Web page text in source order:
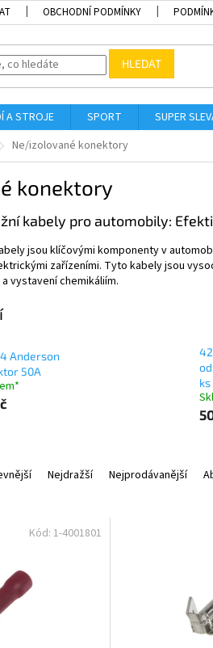
OBCHODNÍ PODMÍNKY
HLEDAT
A STROJE SPORT SUPER
Ne/izolované konektory
konektory
kabely pro automobily:
jsou klíčovými komponenty v
zařízeními. Tyto kabely jsou
vystavení chemikáliím.
Anderson
50A
ks
Nejdražší Nejprodávanější
Kód: 1-4001801